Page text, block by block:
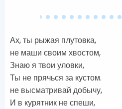
Ах, ты рыжая плутовка,
не маши своим хвостом,
Знаю я твои уловки,
Ты не прячься за кустом.
не высматривай добычу,
И в курятник не спеши,